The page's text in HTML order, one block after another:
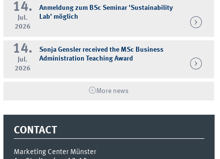
14.
Jul.
2026
Anmeldung zum BSc Seminar 'Sustainability
Lab' möglich
14.
Jul.
2026
Sonja Gensler received the MSc Business
Administration Teaching Award
More news
CONTACT
Marketing Center Münster